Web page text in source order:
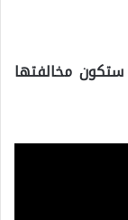
ستكون مخالفتها